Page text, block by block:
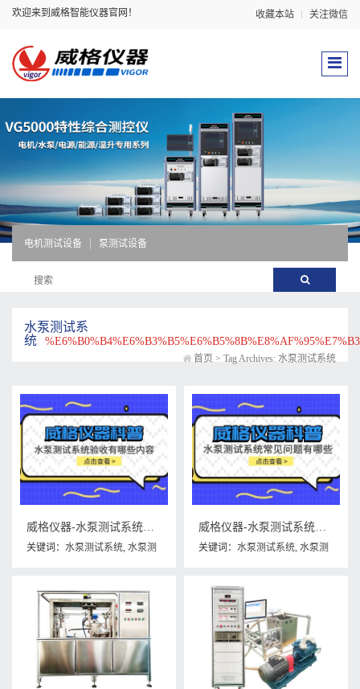
欢迎来到威格智能仪器官网！ 收藏本站 关注微信
电机测试设备 泵测试设备
水泵测试系
统
首页 > Tag Archives: 水泵测试系统
威格仪器-水泵测试系统验收有哪些内容
关键词： 水泵测试系统, 水泵测
威格仪器-水泵测试系统常见问题有哪些?
关键词： 水泵测试系统, 水泵测